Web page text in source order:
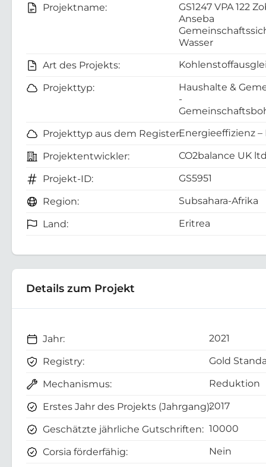
Projektname:
GS1247 VPA 122
Anseba
Wasser
Art des Projekts:
Projekttyp:
Haushalte &
-
Projekttyp aus dem Register:Energieeffizienz –
Projektentwickler: CO2balance UK
Projekt-ID: GS5951
Region: Subsahara-Afrika
Land: Eritrea
Details zum Projekt
Jahr: 2021
Registry: Gold
Mechanismus: Reduktion
Erstes Jahr des Projekts (Jahrgang):2017
Geschätzte jährliche Gutschriften: 10000
Corsia förderfähig: Nein